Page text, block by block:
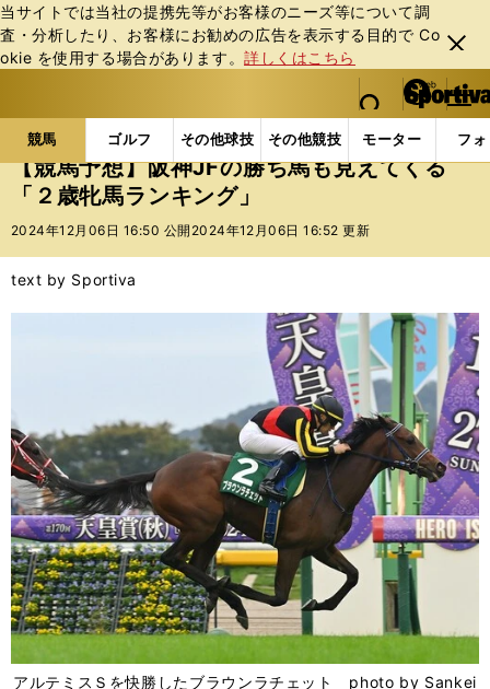
当サイトでは当社の提携先等がお客様のニーズ等について調
査・分析したり、お客様にお勧めの広告を表⽰する⽬的で Co
okie を使⽤する場合があります。詳しくはこちら
閉じ
る
web Sportiva (webスポルティーバ)
検索
マイペ
ー
ジ
メニュ
競馬 ゴルフ その他球技 その他競技 モーター フ
b
ス
ポ
ル
バ
競馬の記事一覧 競馬 【競馬予想】阪神JFの勝ち馬
【競馬予想】阪神JFの勝ち馬も見えてくる
「２歳牝馬ランキング」
2024年12月06日 16:50 公開 2024年12月06日 16:52 更新
text by Sportiva
アルテミスＳを快勝したブラウンラチェット photo by Sankei